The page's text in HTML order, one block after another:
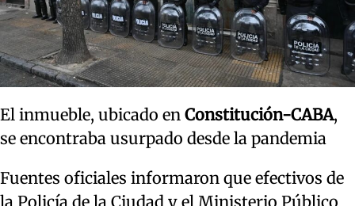
El inmueble, ubicado en Constitución-CABA,
se encontraba usurpado desde la pandemia
Fuentes oficiales informaron que efectivos de
la Policía de la Ciudad y el Ministerio Público